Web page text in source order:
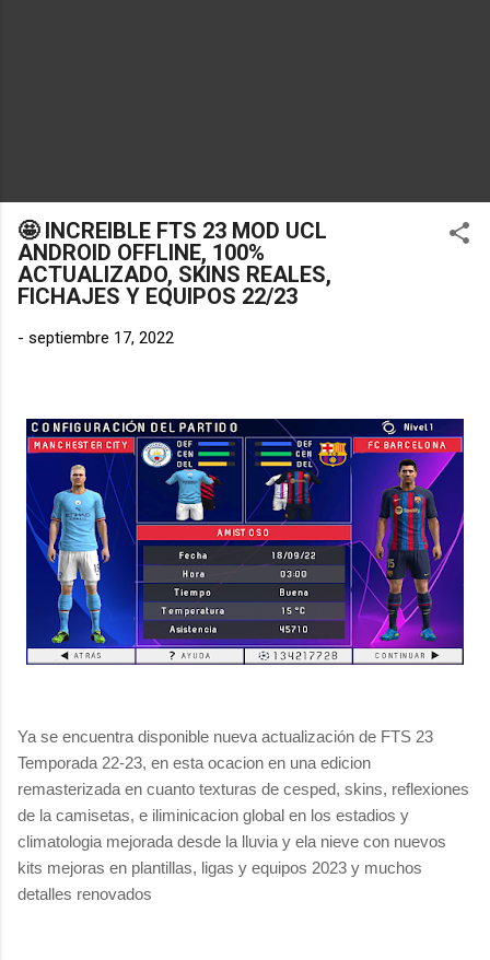
🤩 INCREIBLE FTS 23 MOD UCL
ANDROID OFFLINE, 100%
ACTUALIZADO, SKINS REALES,
FICHAJES Y EQUIPOS 22/23
- septiembre 17, 2022
Ya se encuentra disponible nueva actualización de FTS 23
Temporada 22-23, en esta ocacion en una edicion
remasterizada en cuanto texturas de cesped, skins, reflexiones
de la camisetas, e iliminicacion global en los estadios y
climatologia mejorada desde la lluvia y ela nieve con nuevos
kits mejoras en plantillas, ligas y equipos 2023 y muchos
detalles renovados